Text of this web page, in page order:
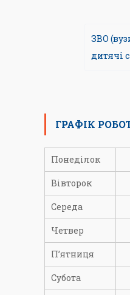
ЗВО
дитячі
ГРАФІК
Понеділок
Вівторок
Середа
Четвер
П’ятниця
Субота